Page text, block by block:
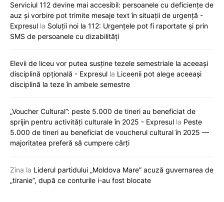
Serviciul 112 devine mai accesibil: persoanele cu deficiențe de
auz și vorbire pot trimite mesaje text în situații de urgență -
Expresul la Soluții noi la 112: Urgențele pot fi raportate și prin
SMS de persoanele cu dizabilități
Elevii de liceu vor putea susține tezele semestriale la aceeași
disciplină opțională - Expresul la Liceenii pot alege aceeași
disciplină la teze în ambele semestre
„Voucher Cultural”: peste 5.000 de tineri au beneficiat de
sprijin pentru activități culturale în 2025 - Expresul la Peste
5.000 de tineri au beneficiat de voucherul cultural în 2025 —
majoritatea preferă să cumpere cărți
Zina la Liderul partidului „Moldova Mare” acuză guvernarea de
„tiranie”, după ce conturile i-au fost blocate